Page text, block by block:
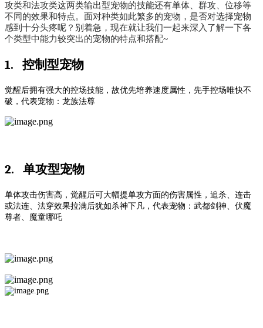
攻类和法攻类这两类输出型宠物的技能还有单体、群攻、位移等
不同的效果和特点。面对种类如此繁多的宠物，是否对选择宠物
感到十分头疼呢？别着急，现在就让我们一起来深入了解一下各
个类型中能力较突出的宠物的特点和搭配~
1. 控制型宠物
觉醒后拥有强大的控场技能，故优先培养速度属性，先手控场唯快不
破，代表宠物：龙族法尊
2. 单攻型宠物
单体攻击伤害高，觉醒后可大幅提单攻方面的伤害属性，追杀、连击
或法连、法穿效果拉满后犹如杀神下凡，代表宠物：武都剑神、伏魔
尊者、魔童哪吒